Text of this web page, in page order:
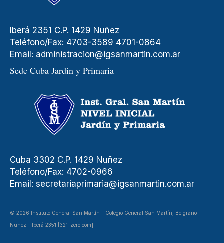
Iberá 2351 C.P. 1429 Nuñez
Teléfono/Fax: 4703-3589 4701-0864
Email: administracion@igsanmartin.com.ar
Sede Cuba Jardin y Primaria
Cuba 3302 C.P. 1429 Nuñez
Teléfono/Fax: 4702-0966
Email: secretariaprimaria@igsanmartin.com.ar
© 2026 Instituto General San Martín - Colegio General San Martín, Belgrano
Nuñez - Iberá 2351 [321-zero.com]